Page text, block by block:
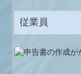
従業員